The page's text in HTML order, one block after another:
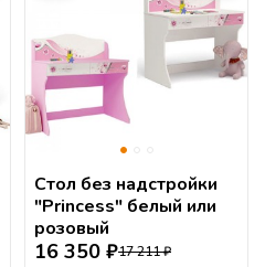
Стол без надстройки
"Princess" белый или
розовый
16 350 ₽17 211₽